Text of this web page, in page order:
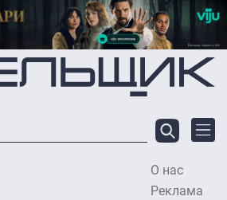
содержанию
О нас
Реклама